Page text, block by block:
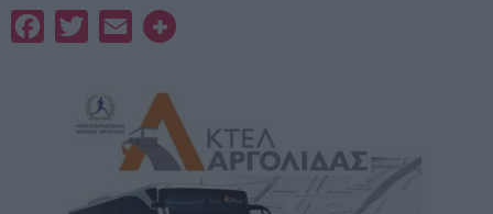
FacebookTwitterEmail